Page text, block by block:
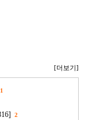
[더보기]
1
2